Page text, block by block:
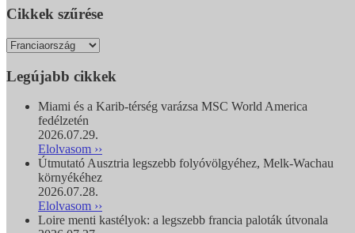
Cikkek szűrése
Legújabb cikkek
Miami és a Karib-térség varázsa MSC World America
fedélzetén
2026.07.29.
Elolvasom ››
Útmutató Ausztria legszebb folyóvölgyéhez, Melk-Wachau
környékéhez
2026.07.28.
Elolvasom ››
Loire menti kastélyok: a legszebb francia paloták útvonala